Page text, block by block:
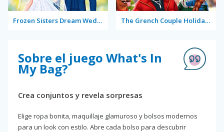
Frozen Sisters Dream Wedding The Grench Couple Holiday Dress Up
Sobre el juego What's In
My Bag?
Crea conjuntos y revela sorpresas
Elige ropa bonita, maquillaje glamuroso y bolsos modernos
para un look con estilo. Abre cada bolso para descubrir